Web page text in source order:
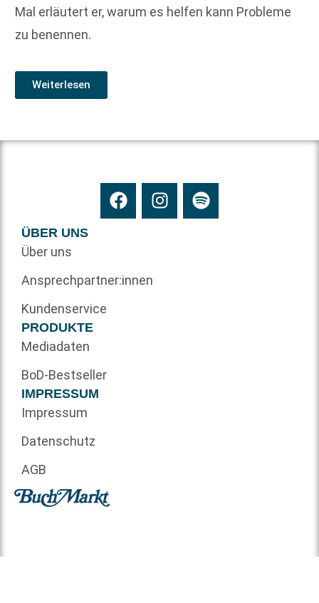
Mal erläutert er, warum es helfen kann Probleme
zu benennen.
Weiterlesen
ÜBER UNS
Über uns
Ansprechpartner:innen
Kundenservice
PRODUKTE
Mediadaten
BoD-Bestseller
IMPRESSUM
Impressum
Datenschutz
AGB